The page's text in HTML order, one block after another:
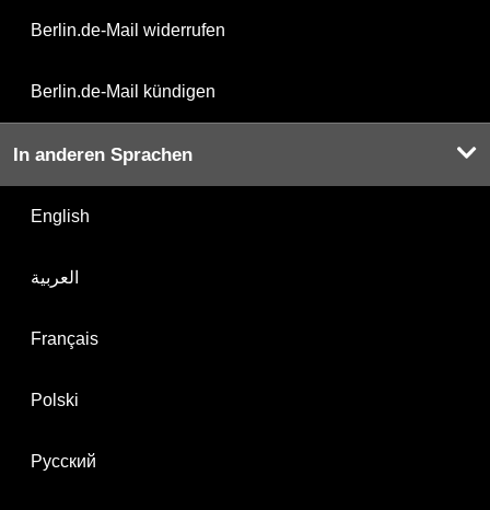
Berlin.de-Mail widerrufen
Berlin.de-Mail kündigen
In anderen Sprachen
English
العربية
Français
Polski
Русский